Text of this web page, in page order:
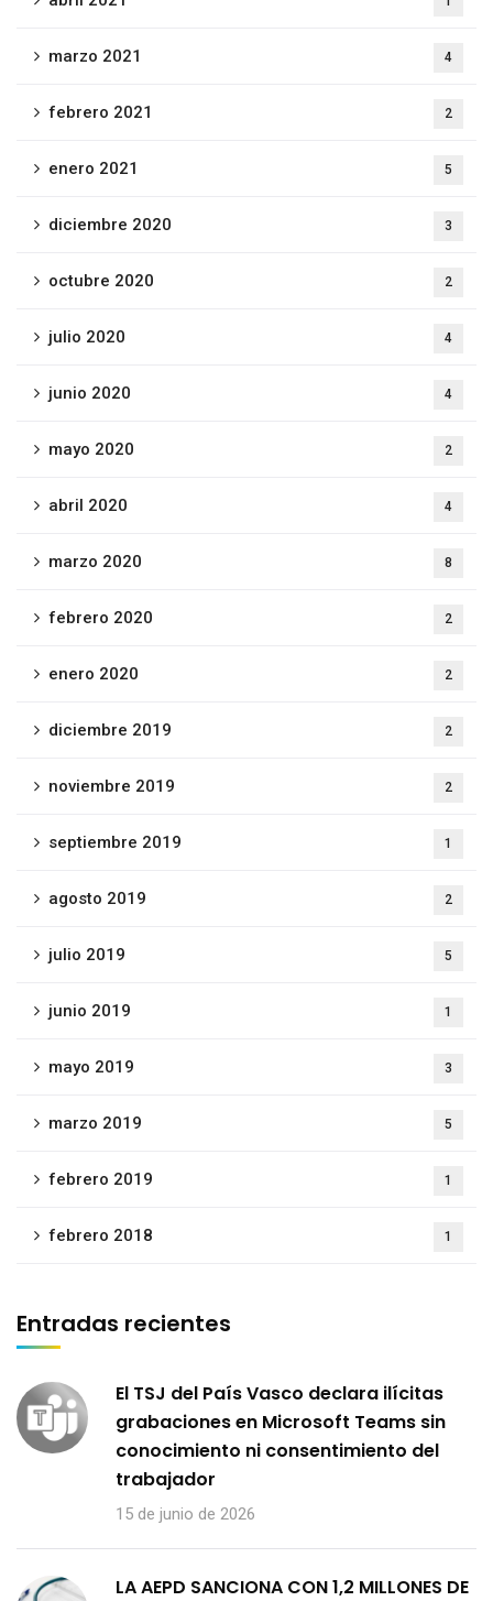
marzo 2021 4
febrero 2021 2
enero 2021 5
diciembre 2020 3
octubre 2020 2
julio 2020 4
junio 2020 4
mayo 2020 2
abril 2020 4
marzo 2020 8
febrero 2020 2
enero 2020 2
diciembre 2019 2
noviembre 2019 2
septiembre 2019 1
agosto 2019 2
julio 2019 5
junio 2019 1
mayo 2019 3
marzo 2019 5
febrero 2019 1
febrero 2018 1
Entradas recientes
El TSJ del País Vasco declara ilícitas
grabaciones en Microsoft Teams sin
conocimiento ni consentimiento del
trabajador
15 de junio de 2026
LA AEPD SANCIONA CON 1,2 MILLONES DE